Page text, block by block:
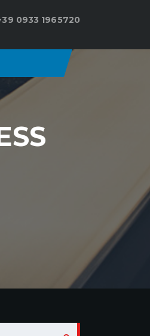
0933 1965720